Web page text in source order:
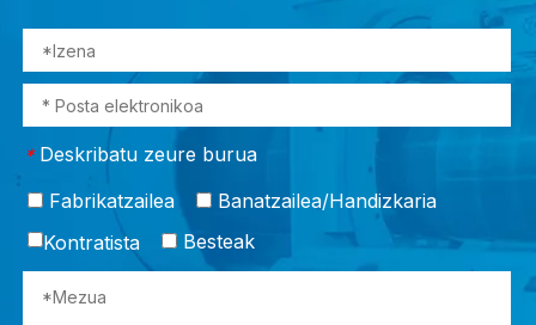
* Deskribatu zeure burua
Fabrikatzailea
Banatzailea/Handizkaria
Kontratista
Besteak